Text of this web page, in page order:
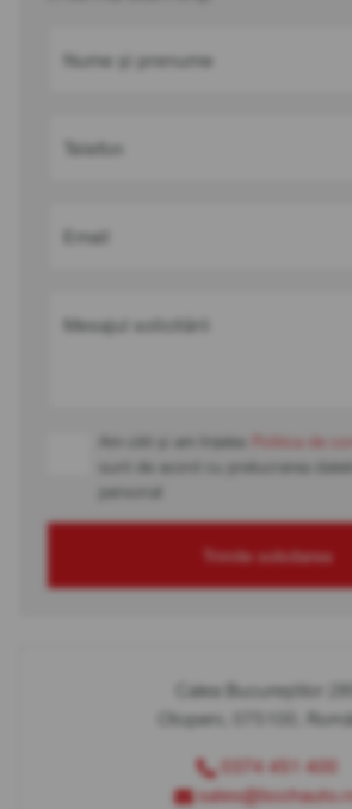
Nume și prenume
Telefon
Email
Mesajul solicitării
Am citit și am înțeles Politica de
sunt de acord cu prelucrarea
personal
Trimite solicitarea
Calea Bucureștilor 289
Otopeni, 075100,
0374 451 400